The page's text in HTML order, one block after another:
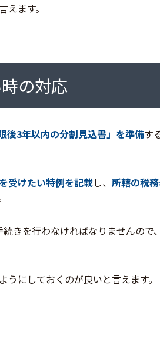
えます。
の対応
後3年以内の分割見込書」を準備す
受けたい特例を記載し、 所轄の税
きを行わなければなりませんので
にしておくのが良いと言えます。